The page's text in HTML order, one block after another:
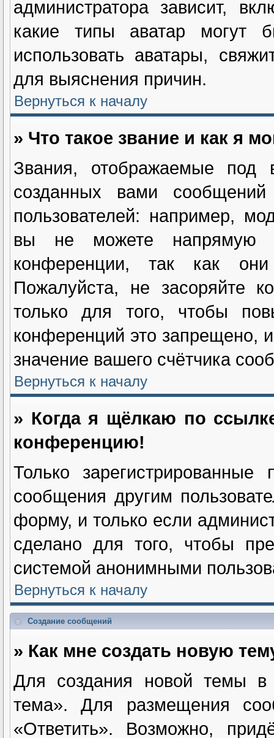
администратора зависит,
какие типы аватар могут
использовать аватары,
для выяснения причин.
Вернуться к началу
» Что такое звание и как я
Звания, отображаемые под
созданных вами
пользователей: например,
вы не можете напрямую
конференции, так как они
Пожалуйста, не засоряйте
только для того, чтобы
конференций это запрещено,
значение вашего счётчика
Вернуться к началу
» Когда я щёлкаю по
конференцию!
Только зарегистрированные
сообщения другим
форму, и только если
сделано для того, чтобы
системой анонимными
Вернуться к началу
Создание сообщений
» Как мне создать новую
Для создания новой темы
тема». Для размещения
«Ответить». Возможно,